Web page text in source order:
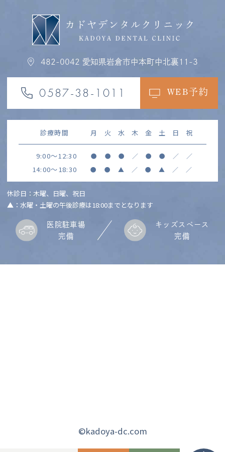
482-0042 愛知県岩倉市中本町中北裏11-3
0587-38-1011 WEB予約
診療時間 月 火 水 木 金 土 日 祝
9:00～12:30 ● ● ● ／ ● ● ／ ／
14:00～18:30 ● ● ▲ ／ ● ▲ ／ ／
休診日：木曜、日曜、祝日
▲：水曜・土曜の午後診療は18:00までとなります
医院駐車場
完備
キッズスペース
完備
©kadoya-dc.com